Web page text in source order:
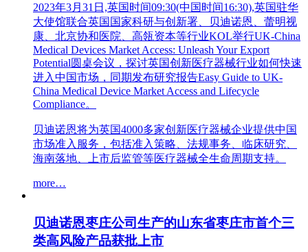
2023年3月31日,英国时间09:30(中国时间16:30),英国驻华
大使馆联合英国国家科研与创新署、贝迪诺恩、蕾明视
康、北京协和医院、高瓴资本等行业KOL举行UK-China
Medical Devices Market Access: Unleash Your Export
Potential圆桌会议，探讨英国创新医疗器械行业如何快速
进入中国市场，同期发布研究报告Easy Guide to UK-
China Medical Device Market Access and Lifecycle
Compliance。
贝迪诺恩将为英国4000多家创新医疗器械企业提供中国
市场准入服务，包括准入策略、法规事务、临床研究、
海南落地、上市后监管等医疗器械全生命周期支持。
more…
贝迪诺恩枣庄公司生产的山东省枣庄市首个三
类高风险产品获批上市